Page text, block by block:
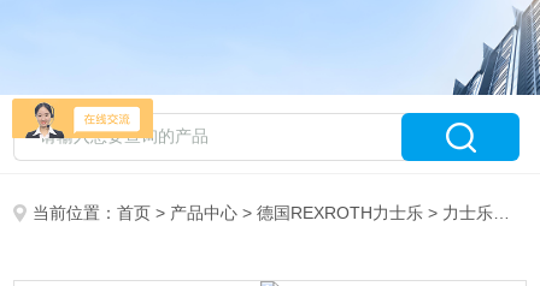
当前位置：首页 > 产品中心 >德国REXROTH力士乐 > 力士乐变量柱塞泵